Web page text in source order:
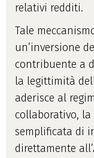
relativi redditi.
Tale
un’inversione
contribuente a
la legittimità
aderisce al
collaborativo,
semplificata di
direttamente